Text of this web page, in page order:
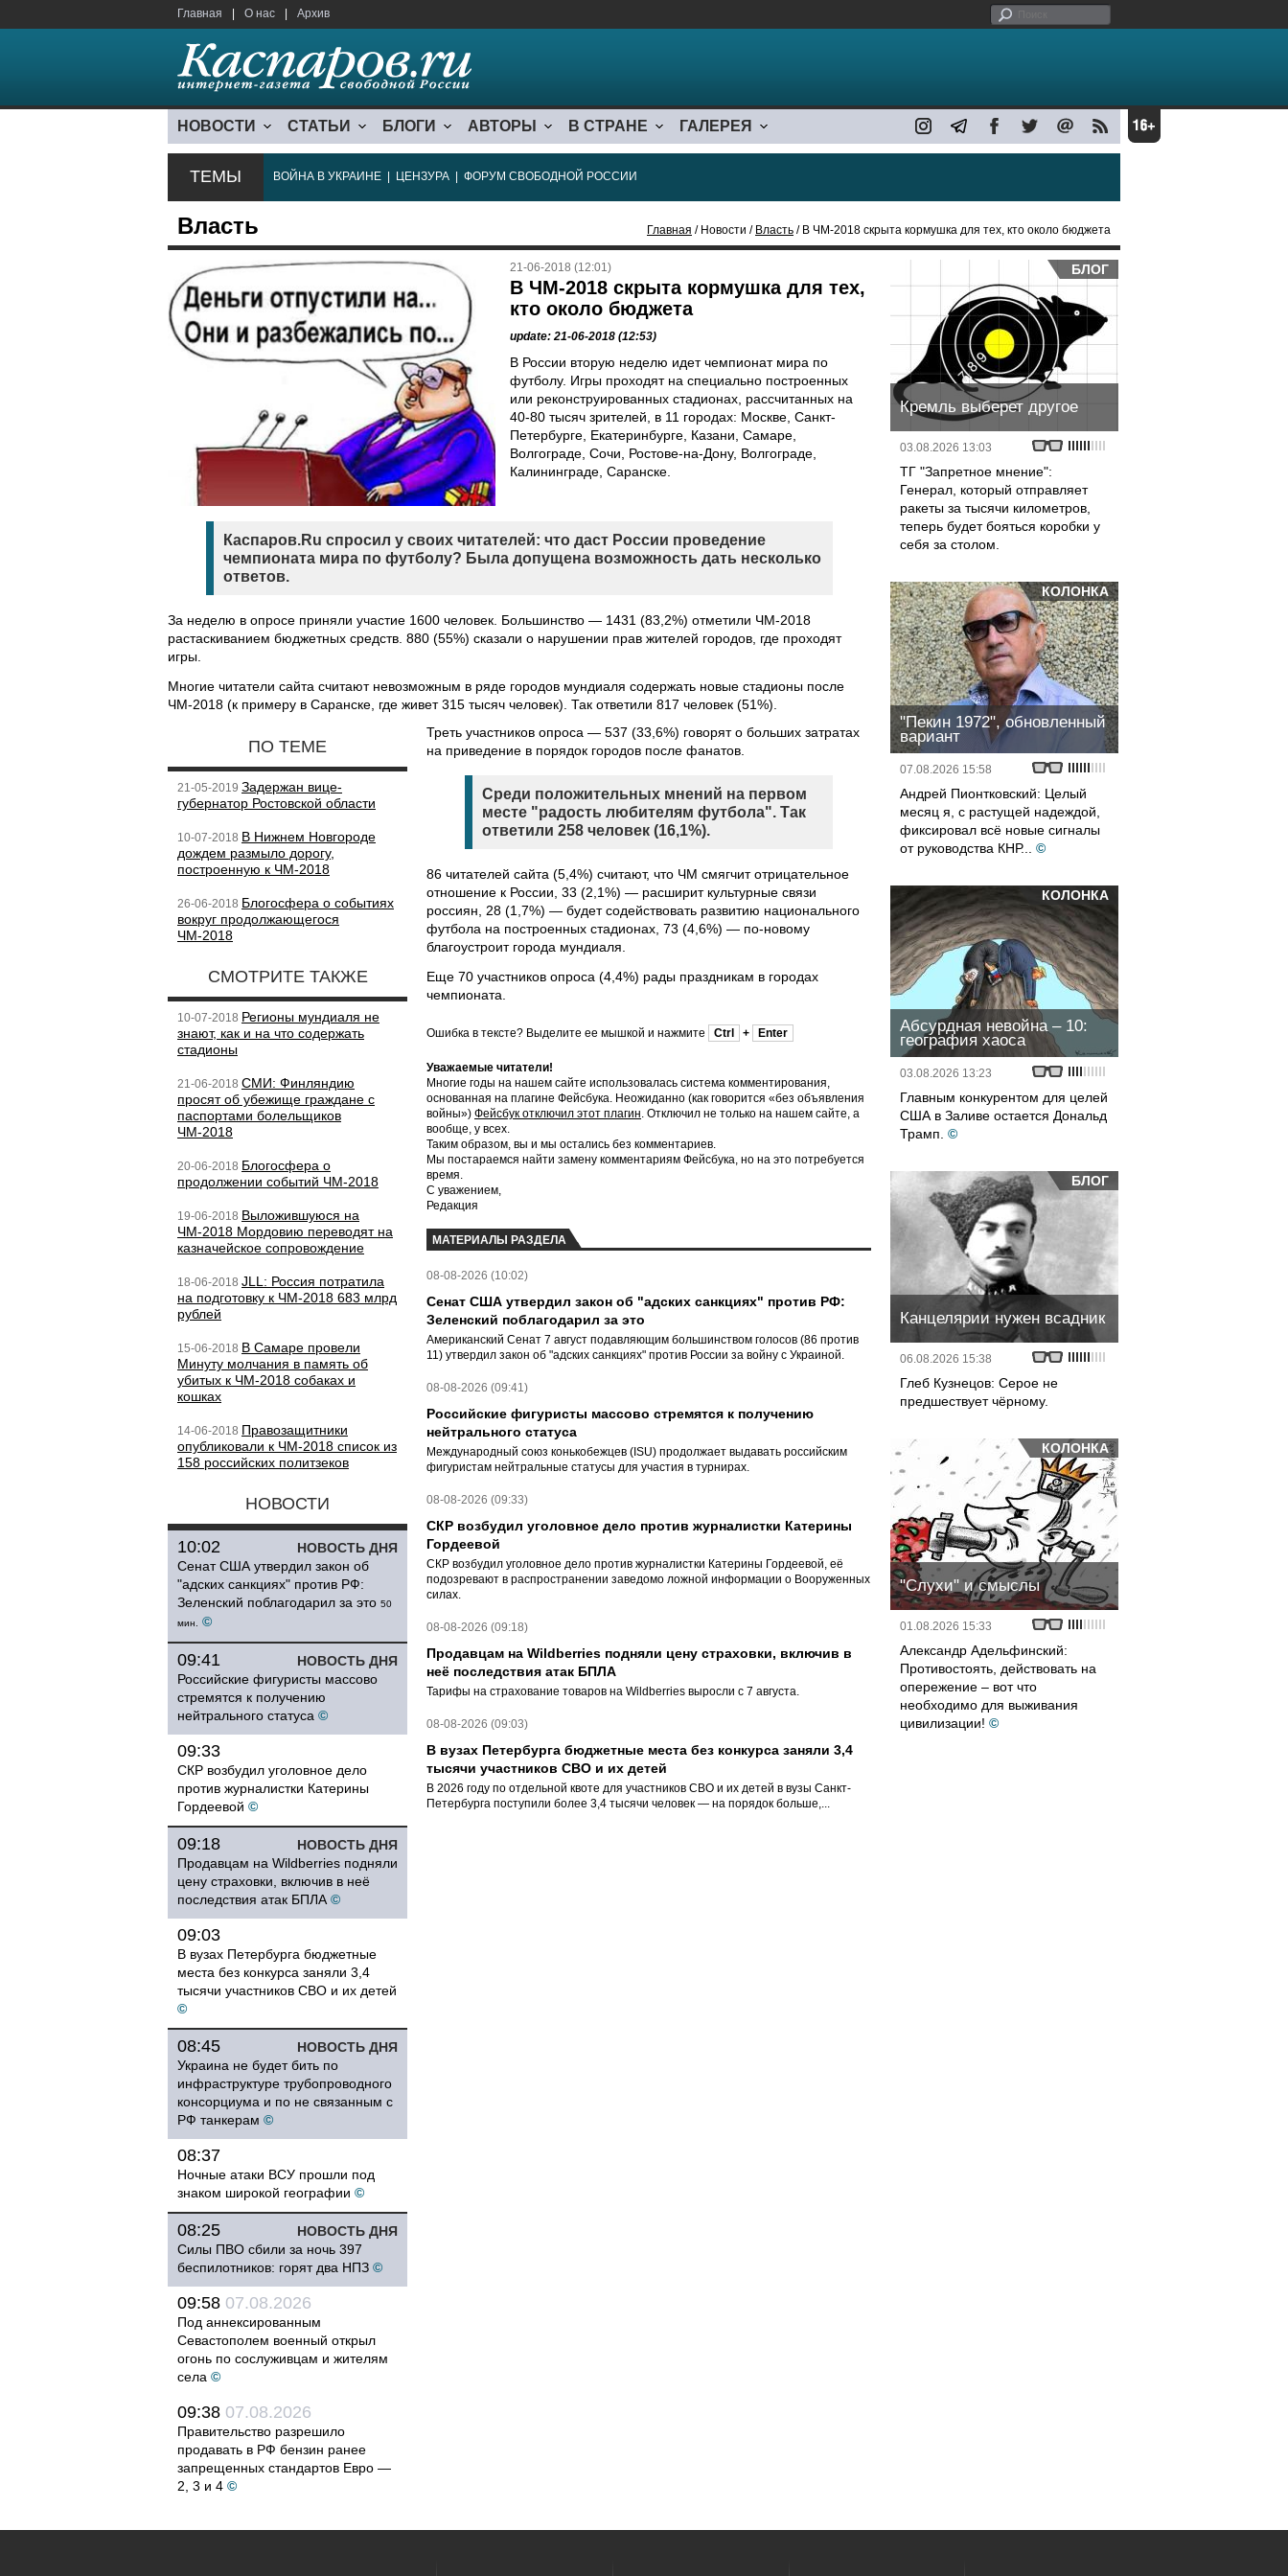
Главная О нас Архив
НОВОСТИ СТАТЬИ БЛОГИ АВТОРЫ В СТРАНЕ ГАЛЕРЕЯ
ТЕМЫ ВОЙНА В УКРАИНЕ ЦЕНЗУРА ФОРУМ СВОБОДНОЙ РОССИИ
Власть Главная / Новости / Власть / В ЧМ-2018 скрыта кормушка для тех, кто около бюджета
21-06-2018 (12:01)
В ЧМ-2018 скрыта кормушка для тех,
кто около бюджета
update: 21-06-2018 (12:53)
В России вторую неделю идет чемпионат мира по
футболу. Игры проходят на специально построенных
или реконструированных стадионах, рассчитанных на
40-80 тысяч зрителей, в 11 городах: Москве, Санкт-
Петербурге, Екатеринбурге, Казани, Самаре,
Волгограде, Сочи, Ростове-на-Дону, Волгограде,
Калининграде, Саранске.
Каспаров.Ru спросил у своих читателей: что даст России проведение
чемпионата мира по футболу? Была допущена возможность дать несколько
ответов.
За неделю в опросе приняли участие 1600 человек. Большинство — 1431 (83,2%) отметили ЧМ-2018
растаскиванием бюджетных средств. 880 (55%) сказали о нарушении прав жителей городов, где проходят
игры.
Многие читатели сайта считают невозможным в ряде городов мундиаля содержать новые стадионы после
ЧМ-2018 (к примеру в Саранске, где живет 315 тысяч человек). Так ответили 817 человек (51%).
ПО ТЕМЕ
21-05-2019 Задержан вице-
губернатор Ростовской области
10-07-2018 В Нижнем Новгороде
дождем размыло дорогу,
построенную к ЧМ-2018
26-06-2018 Блогосфера о событиях
вокруг продолжающегося
ЧМ-2018
СМОТРИТЕ ТАКЖЕ
10-07-2018 Регионы мундиаля не
знают, как и на что содержать
стадионы
21-06-2018 СМИ: Финляндию
просят об убежище граждане с
паспортами болельщиков
ЧМ-2018
20-06-2018 Блогосфера о
продолжении событий ЧМ-2018
19-06-2018 Выложившуюся на
ЧМ-2018 Мордовию переводят на
казначейское сопровождение
18-06-2018 JLL: Россия потратила
на подготовку к ЧМ-2018 683 млрд
рублей
15-06-2018 В Самаре провели
Минуту молчания в память об
убитых к ЧМ-2018 собаках и
кошках
14-06-2018 Правозащитники
опубликовали к ЧМ-2018 список из
158 российских политзеков
НОВОСТИ
НОВОСТЬ ДНЯ
10:02
Сенат США утвердил закон об
"адских санкциях" против РФ:
Зеленский поблагодарил за это 50
мин.
©
НОВОСТЬ ДНЯ
09:41
Российские фигуристы массово
стремятся к получению
нейтрального статуса ©
09:33
СКР возбудил уголовное дело
против журналистки Катерины
Гордеевой ©
НОВОСТЬ ДНЯ
09:18
Продавцам на Wildberries подняли
цену страховки, включив в неё
последствия атак БПЛА ©
09:03
В вузах Петербурга бюджетные
места без конкурса заняли 3,4
тысячи участников СВО и их детей
©
НОВОСТЬ ДНЯ
08:45
Украина не будет бить по
инфраструктуре трубопроводного
консорциума и по не связанным с
РФ танкерам ©
08:37
Ночные атаки ВСУ прошли под
знаком широкой географии ©
НОВОСТЬ ДНЯ
08:25
Силы ПВО сбили за ночь 397
беспилотников: горят два НПЗ ©
09:58 07.08.2026
Под аннексированным
Севастополем военный открыл
огонь по сослуживцам и жителям
села ©
09:38 07.08.2026
Правительство разрешило
продавать в РФ бензин ранее
запрещенных стандартов Евро —
2, 3 и 4 ©
Треть участников опроса — 537 (33,6%) говорят о больших затратах
на приведение в порядок городов после фанатов.
Среди положительных мнений на первом
месте "радость любителям футбола". Так
ответили 258 человек (16,1%).
86 читателей сайта (5,4%) считают, что ЧМ смягчит отрицательное
отношение к России, 33 (2,1%) — расширит культурные связи
россиян, 28 (1,7%) — будет содействовать развитию национального
футбола на построенных стадионах, 73 (4,6%) — по-новому
благоустроит города мундиаля.
Еще 70 участников опроса (4,4%) рады праздникам в городах
чемпионата.
Ошибка в тексте? Выделите ее мышкой и нажмите Ctrl + Enter
Уважаемые читатели!
Многие годы на нашем сайте использовалась система комментирования,
основанная на плагине Фейсбука. Неожиданно (как говорится «без объявления
войны») Фейсбук отключил этот плагин. Отключил не только на нашем сайте, а
вообще, у всех.
Таким образом, вы и мы остались без комментариев.
Мы постараемся найти замену комментариям Фейсбука, но на это потребуется
время.
С уважением,
Редакция
МАТЕРИАЛЫ РАЗДЕЛА
08-08-2026 (10:02)
Сенат США утвердил закон об "адских санкциях" против РФ:
Зеленский поблагодарил за это
Американский Сенат 7 август подавляющим большинством голосов (86 против
11) утвердил закон об "адских санкциях" против России за войну с Украиной.
08-08-2026 (09:41)
Российские фигуристы массово стремятся к получению
нейтрального статуса
Международный союз конькобежцев (ISU) продолжает выдавать российским
фигуристам нейтральные статусы для участия в турнирах.
08-08-2026 (09:33)
СКР возбудил уголовное дело против журналистки Катерины
Гордеевой
СКР возбудил уголовное дело против журналистки Катерины Гордеевой, её
подозревают в распространении заведомо ложной информации о Вооруженных
силах.
08-08-2026 (09:18)
Продавцам на Wildberries подняли цену страховки, включив в
неё последствия атак БПЛА
Тарифы на страхование товаров на Wildberries выросли с 7 августа.
08-08-2026 (09:03)
В вузах Петербурга бюджетные места без конкурса заняли 3,4
тысячи участников СВО и их детей
В 2026 году по отдельной квоте для участников СВО и их детей в вузы Санкт-
Петербурга поступили более 3,4 тысячи человек — на порядок больше,...
БЛОГ
Кремль выберет другое
03.08.2026 13:03
ТГ "Запретное мнение":
Генерал, который отправляет
ракеты за тысячи километров,
теперь будет бояться коробки у
себя за столом.
КОЛОНКА
"Пекин 1972", обновленный
вариант
07.08.2026 15:58
Андрей Пионтковский: Целый
месяц я, с растущей надеждой,
фиксировал всё новые сигналы
от руководства КНР...
©
КОЛОНКА
Абсурдная невойна – 10:
география хаоса
03.08.2026 13:23
Главным конкурентом для целей
США в Заливе остается Дональд
Трамп. ©
БЛОГ
Канцелярии нужен всадник
06.08.2026 15:38
Глеб Кузнецов: Серое не
предшествует чёрному.
КОЛОНКА
"Слухи" и смыслы
01.08.2026 15:33
Александр Адельфинский:
Противостоять, действовать на
опережение – вот что
необходимо для выживания
цивилизации! ©